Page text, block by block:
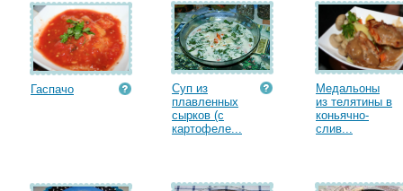
Гаспачо
Суп из
плавленных
сырков (с
картофеле...
Медальоны
из телятины в
коньячно-
слив...